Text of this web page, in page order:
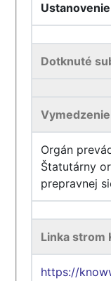
Ustanovenie
Dotknuté
Vymedzenie
Orgán
Štatutárny
prepravnej
Linka strom
https://